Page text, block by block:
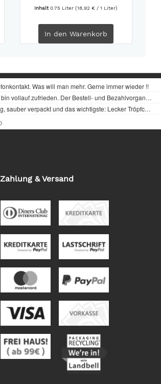
Inhalt0.75 Liter(18,92 € / 1 Liter)
In den Warenkorb
Zahlung & Versand